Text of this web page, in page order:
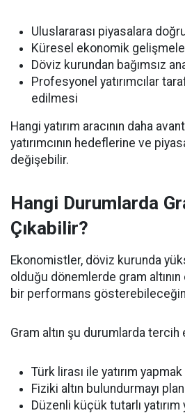
Uluslararası piyasalara
Küresel ekonomik
Döviz kurundan bağımsız
Profesyonel yatırımcılar
edilmesi
Hangi yatırım aracının daha
yatırımcının hedeflerine ve
değişebilir.
Hangi Durumlarda
Çıkabilir?
Ekonomistler, döviz kurunda
olduğu dönemlerde gram altının
bir performans
Gram altın şu durumlarda tercih
Türk lirası ile yatırım
Fiziki altın bulundurmayı
Düzenli küçük tutarlı yatırım